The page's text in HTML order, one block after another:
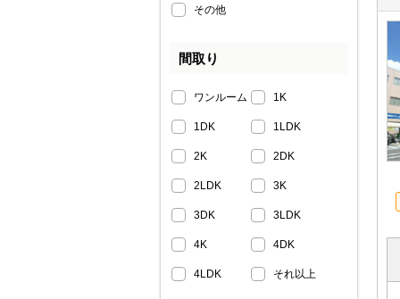
その他
間取り
ワンルーム 1K
1DK 1LDK
2K 2DK
2LDK 3K
3DK 3LDK
4K 4DK
4LDK それ以上